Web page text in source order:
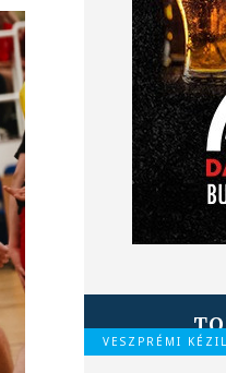
VESZPRÉMI